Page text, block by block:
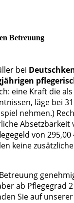
Betreuung
bei
eine Kraft die
läge bei
nehmen.)
Absetzbarkeit
von 295,00
keine
ab Pflegegrad
Sie auf